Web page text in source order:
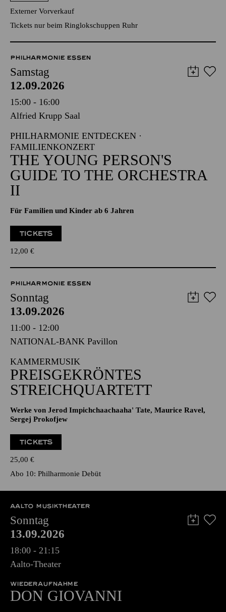
Externer Vorverkauf
Tickets nur beim Ringlokschuppen Ruhr
PHILHARMONIE ESSEN
Samstag
12.09.2026
15:00 - 16:00
Alfried Krupp Saal
PHILHARMONIE ENTDECKEN ·
FAMILIENKONZERT
THE YOUNG PERSON'S
GUIDE TO THE ORCHESTRA
II
Für Familien und Kinder ab 6 Jahren
TICKETS
12,00 €
PHILHARMONIE ESSEN
Sonntag
13.09.2026
11:00 - 12:00
NATIONAL-BANK Pavillon
KAMMERMUSIK
PREISGEKRÖNTES
STREICHQUARTETT
Werke von Jerod Impichchaachaaha' Tate, Maurice Ravel,
Sergej Prokofjew
TICKETS
25,00 €
Abo 10: Philharmonie Debüt
AALTO MUSIKTHEATER
Sonntag
13.09.2026
18:00 - 21:15
Aalto-Theater
WIEDERAUFNAHME
DON GIO­VANNI